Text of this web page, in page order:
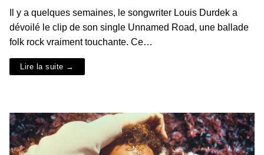
Il y a quelques semaines, le songwriter Louis Durdek a
dévoilé le clip de son single Unnamed Road, une ballade
folk rock vraiment touchante. Ce…
Lire la suite →